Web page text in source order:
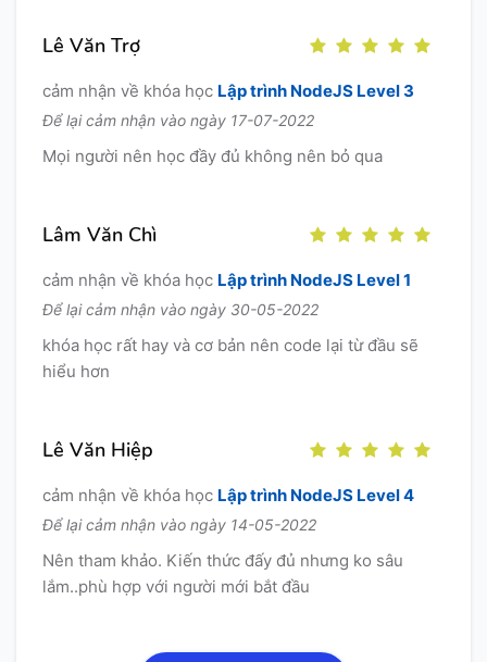
Lê Văn Trợ
cảm nhận về khóa học Lập trình NodeJS Level 3
Để lại cảm nhận vào ngày 17-07-2022
Mọi người nên học đầy đủ không nên bỏ qua
Lâm Văn Chì
cảm nhận về khóa học Lập trình NodeJS Level 1
Để lại cảm nhận vào ngày 30-05-2022
khóa học rất hay và cơ bản nên code lại từ đầu sẽ
hiểu hơn
Lê Văn Hiệp
cảm nhận về khóa học Lập trình NodeJS Level 4
Để lại cảm nhận vào ngày 14-05-2022
Nên tham khảo. Kiến thức đấy đủ nhưng ko sâu
lắm..phù hợp với người mới bắt đầu